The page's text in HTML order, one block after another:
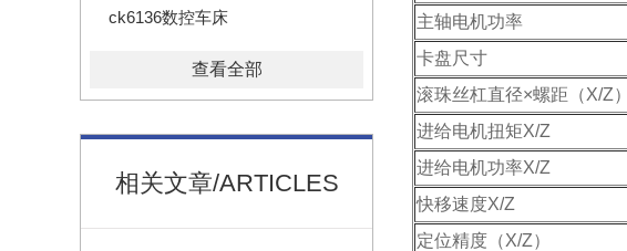
ck6136数控车床
查看全部
相关文章/ARTICLES
主轴电机功率
卡盘尺寸
滚珠丝杠直径×螺距（X/Z）
进给电机扭矩X/Z
进给电机功率X/Z
快移速度X/Z
定位精度（X/Z）